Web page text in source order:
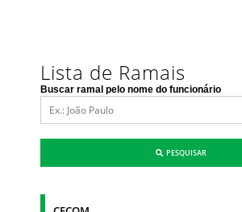
Lista de Ramais
Buscar ramal pelo nome do funcionário
PESQUISAR